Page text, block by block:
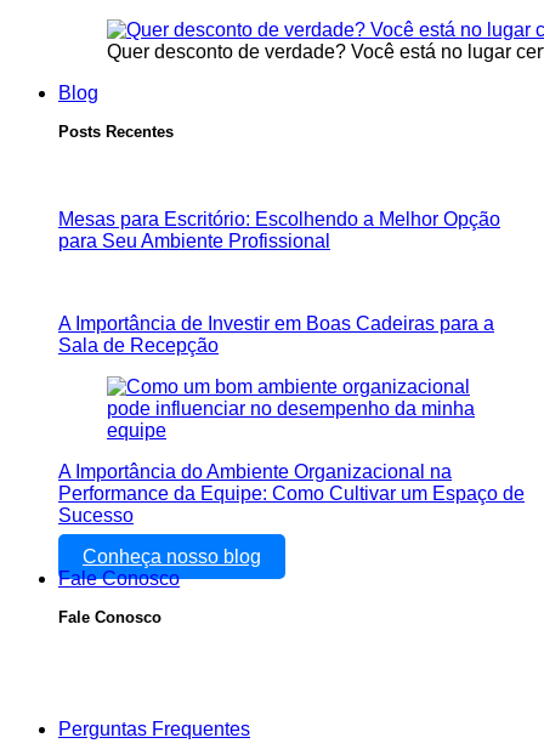
Quer desconto de verdade? Você está no lugar
Blog
Posts Recentes
Mesas para Escritório: Escolhendo a Melhor Opção
para Seu Ambiente Profissional
A Importância de Investir em Boas Cadeiras para a
Sala de Recepção
A Importância do Ambiente Organizacional na
Performance da Equipe: Como Cultivar um Espaço de
Sucesso
Conheça nosso blog
Fale Conosco
Fale Conosco
Perguntas Frequentes